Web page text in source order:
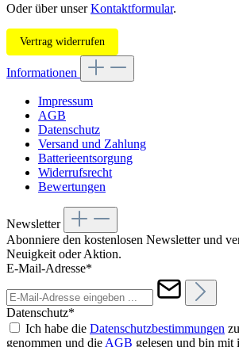
Oder über unserKontaktformular.
Vertrag widerrufen
Informationen
Impressum
AGB
Datenschutz
Versand und Zahlung
Batterieentsorgung
Widerrufsrecht
Bewertungen
Newsletter
Abonniere den kostenlosen Newsletter und
Neuigkeit oder Aktion.
E-Mail-Adresse*
Datenschutz*
Ich habe die Datenschutzbestimmungen
genommen und die AGB gelesen und bin mit